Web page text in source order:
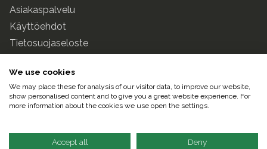
Asiakaspalvelu
Käyttöehdot
Tietosuojaseloste
© 2025 Pulse247 Oy. Kaikki oikeudet pidätetään.
We use cookies
We may place these for analysis of our visitor data, to improve our website,
show personalised content and to give you a great website experience. For
more information about the cookies we use open the settings.
Accept all Deny